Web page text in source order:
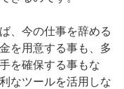
、今の仕事を辞める
を用意する事も、多
を確保する事もな
なツールを活用しな